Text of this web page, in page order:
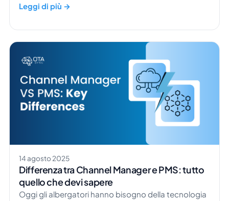
prezzo giusto. Tutto è nato con le compagnie aeree,
migliori per i posti a sedere. Oggi gli hotel adottano
una strategia simile per aumentare i propri […]
Leggi di più →
14 agosto 2025
Differenza tra Channel Manager e PMS: tutto
quello che devi sapere
Oggi gli albergatori hanno bisogno della tecnologia